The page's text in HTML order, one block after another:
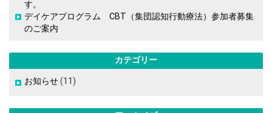
す。
デイケアプログラム CBT（集団認知行動療法）参加者募集
のご案内
カテゴリー
お知らせ(11)